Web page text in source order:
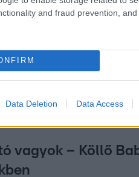
and fraud prevention, and
Data Deletion Data Access
de most minden más lesz: új
vagyok – Köllő